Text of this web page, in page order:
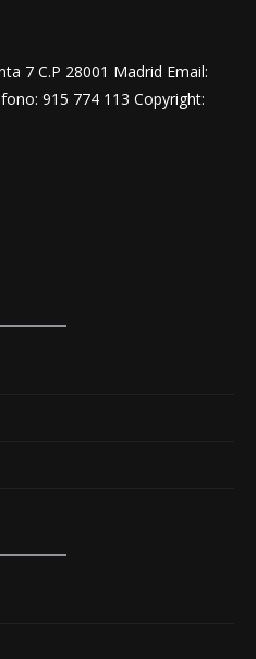
7 C.P 28001 Madrid Email:
915 774 113 Copyright: